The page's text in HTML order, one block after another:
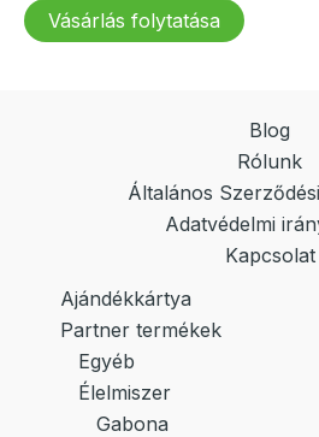
Vásárlás folytatása
Blog
Rólunk
Általános
Adatvédelmi
Kapcsolat
Ajándékkártya
Partner termékek
Egyéb
Élelmiszer
Gabona